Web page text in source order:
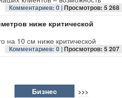
Комментариев: 0 |Просмотров: 5 268
ниже критической
на 10 см ниже критической
Комментариев: 0 |Просмотров: 5 207
Бизнес >>>